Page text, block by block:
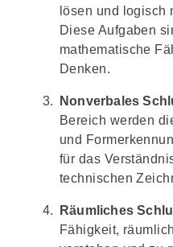
lösen und logisch
Diese Aufgaben
mathematische
Denken.
Nonverbales
Bereich werden
und
für das
technischen
Räumliches
Fähigkeit,